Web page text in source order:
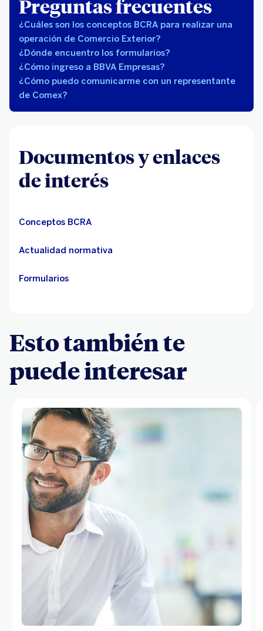
Preguntas frecuentes
¿Cuáles son los conceptos BCRA para realizar una
operación de Comercio Exterior?
¿Dónde encuentro los formularios?
¿Cómo ingreso a BBVA Empresas?
¿Cómo puedo comunicarme con un representante
de Comex?
Documentos y enlaces
de interés
Conceptos BCRA
Actualidad normativa
Formularios
Esto también te
puede interesar